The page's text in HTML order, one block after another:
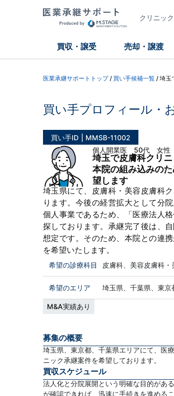
クリニッ
買収・譲受 売却・譲渡
医業承継サポートトップ/ 買い手候補一覧 / 埼玉
買い手プロフィール・
買い手ID
MMSB-11002
個人開業医 50代 女性
埼玉で皮膚科クリ
本院の組み込みの
望します
埼玉県にて、皮膚科・美容皮膚科
ります。今後の経営拡大として分
個人事業であるため、「医療法人
探しております。承継完了後は、
想定です。そのため、本院との連
を希望いたします。
希望の診療科目 皮膚科、美容皮膚科・
希望のエリア 埼玉県、千葉県、東京
M&A実績あり
募集の概要
埼玉県、東京都、千葉県エリアにて、医
ニック承継案件を希望しております。
買収スケジュール
法人化と分院展開という明確な目的があ
が確認できれば、迅速に手続きを進めるこ